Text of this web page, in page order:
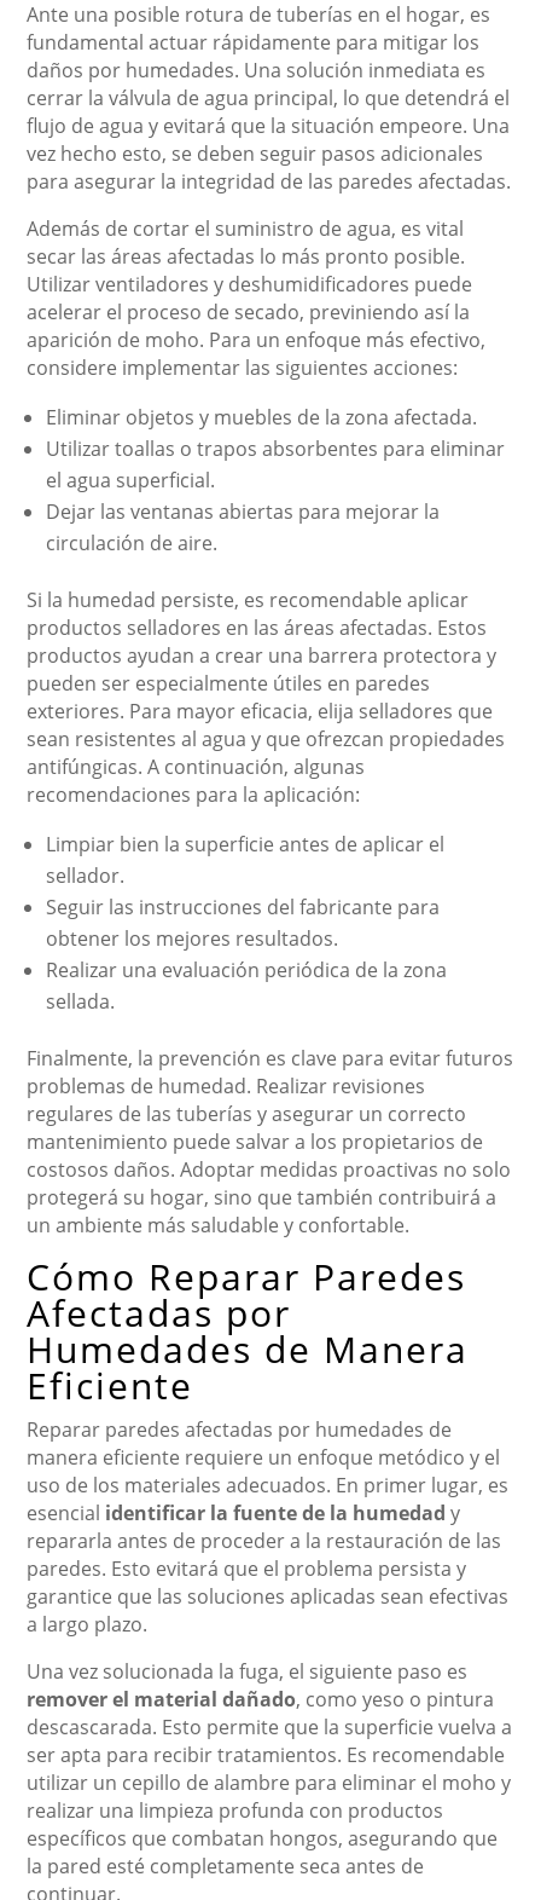
Ante una posible rotura de tuberías en el hogar, es
fundamental actuar rápidamente para mitigar los
daños por humedades. Una solución inmediata es
cerrar la válvula de agua principal, lo que detendrá el
flujo de agua y evitará que la situación empeore. Una
vez hecho esto, se deben seguir pasos adicionales
para asegurar la integridad de las paredes afectadas.
Además de cortar el suministro de agua, es vital
secar las áreas afectadas lo más pronto posible.
Utilizar ventiladores y deshumidificadores puede
acelerar el proceso de secado, previniendo así la
aparición de moho. Para un enfoque más efectivo,
considere implementar las siguientes acciones:
Eliminar objetos y muebles de la zona afectada.
Utilizar toallas o trapos absorbentes para eliminar
el agua superficial.
Dejar las ventanas abiertas para mejorar la
circulación de aire.
Si la humedad persiste, es recomendable aplicar
productos selladores en las áreas afectadas. Estos
productos ayudan a crear una barrera protectora y
pueden ser especialmente útiles en paredes
exteriores. Para mayor eficacia, elija selladores que
sean resistentes al agua y que ofrezcan propiedades
antifúngicas. A continuación, algunas
recomendaciones para la aplicación:
Limpiar bien la superficie antes de aplicar el
sellador.
Seguir las instrucciones del fabricante para
obtener los mejores resultados.
Realizar una evaluación periódica de la zona
sellada.
Finalmente, la prevención es clave para evitar futuros
problemas de humedad. Realizar revisiones
regulares de las tuberías y asegurar un correcto
mantenimiento puede salvar a los propietarios de
costosos daños. Adoptar medidas proactivas no solo
protegerá su hogar, sino que también contribuirá a
un ambiente más saludable y confortable.
Cómo Reparar Paredes
Afectadas por
Humedades de Manera
Eficiente
Reparar paredes afectadas por humedades de
manera eficiente requiere un enfoque metódico y el
uso de los materiales adecuados. En primer lugar, es
esencial identificar la fuente de la humedad y
repararla antes de proceder a la restauración de las
paredes. Esto evitará que el problema persista y
garantice que las soluciones aplicadas sean efectivas
a largo plazo.
Una vez solucionada la fuga, el siguiente paso es
remover el material dañado, como yeso o pintura
descascarada. Esto permite que la superficie vuelva a
ser apta para recibir tratamientos. Es recomendable
utilizar un cepillo de alambre para eliminar el moho y
realizar una limpieza profunda con productos
específicos que combatan hongos, asegurando que
la pared esté completamente seca antes de
continuar.